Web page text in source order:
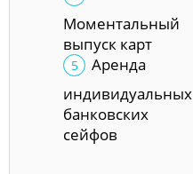
Моментальный
выпуск карт
Аренда
индивидуальных
банковских
сейфов